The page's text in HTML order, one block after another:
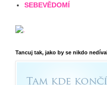
SEBEVĚDOMÍ
Tancuj tak, jako by se nikdo nedíval